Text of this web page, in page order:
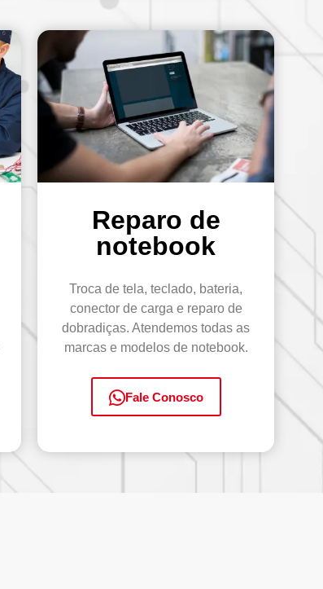
Reparo de
notebook
Troca de tela, teclado, bateria,
conector de carga e reparo de
dobradiças. Atendemos todas as
marcas e modelos de notebook.
Fale Conosco